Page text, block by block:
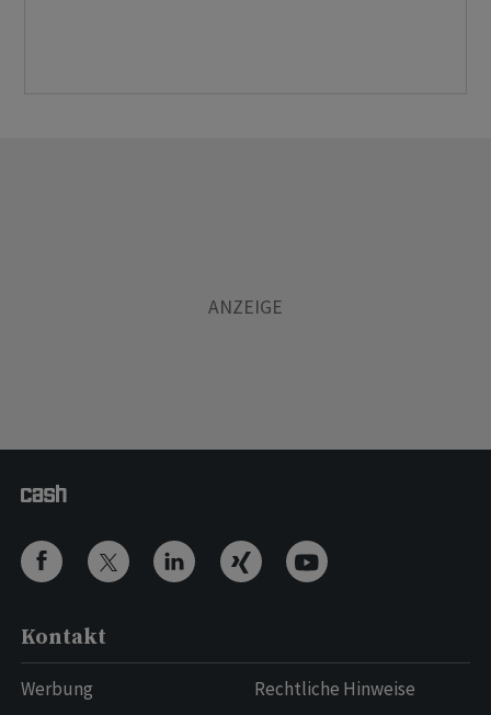
Kontakt
Werbung
Rechtliche Hinweise